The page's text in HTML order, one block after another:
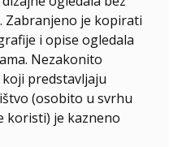
Zabranjeno je kopirati
i opise ogledala
Nezakonito
predstavljaju
(osobito u svrhu
koristi) je kazneno